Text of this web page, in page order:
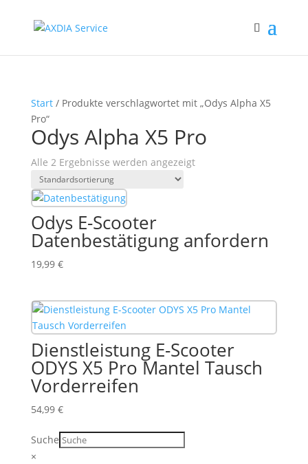
Start/ Produkte verschlagwortet mit „Odys Alpha X5
Pro“
Odys Alpha X5 Pro
Alle 2 Ergebnisse werden angezeigt
Odys E-Scooter
Datenbestätigung anfordern
19,99 €
Dienstleistung E-Scooter
ODYS X5 Pro Mantel Tausch
Vorderreifen
54,99 €
Suche
×